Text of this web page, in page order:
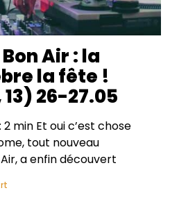
Air : la
la fête !
26-27.05
min Et oui c’est chose
tout nouveau
a enfin découvert